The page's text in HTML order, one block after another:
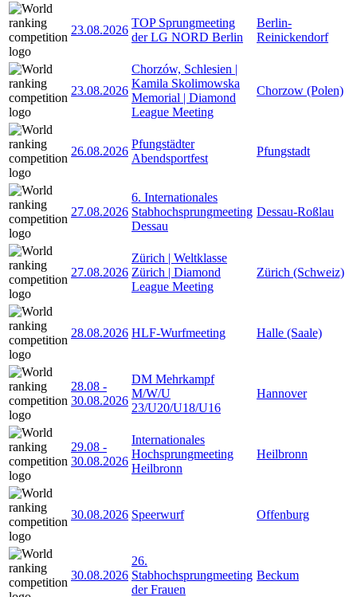
23.08.2026
TOP Sprungmeeting
der LG NORD Berlin
Berlin-
Reinickendorf
23.08.2026
Chorzów, Schlesien |
Kamila Skolimowska
Memorial | Diamond
League Meeting
Chorzow (Polen)
26.08.2026
Pfungstädter
Abendsportfest
Pfungstadt
27.08.2026
6. Internationales
Stabhochsprungmeeting
Dessau
Dessau-Roßlau
27.08.2026
Zürich | Weltklasse
Zürich | Diamond
League Meeting
Zürich (Schweiz)
28.08.2026 HLF-Wurfmeeting Halle (Saale)
28.08 -
30.08.2026
DM Mehrkampf
M/W/U
23/U20/U18/U16
Hannover
29.08 -
30.08.2026
Internationales
Hochsprungmeeting
Heilbronn
Heilbronn
30.08.2026 Speerwurf Offenburg
30.08.2026
26.
Stabhochsprungmeeting
der Frauen
Beckum